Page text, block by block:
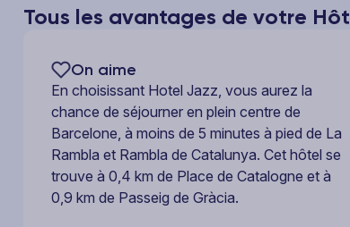
Tous les avantages de votre
On aime
En choisissant Hotel Jazz, vous aurez la
chance de séjourner en plein centre de
Barcelone, à moins de 5 minutes à pied de La
Rambla et Rambla de Catalunya. Cet hôtel se
trouve à 0,4 km de Place de Catalogne et à
0,9 km de Passeig de Gràcia.